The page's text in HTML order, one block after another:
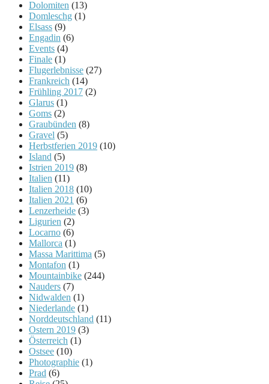
Dolomiten (13)
Domleschg (1)
Elsass (9)
Engadin (6)
Events (4)
Finale (1)
Flugerlebnisse (27)
Frankreich (14)
Frühling 2017 (2)
Glarus (1)
Goms (2)
Graubünden (8)
Gravel (5)
Herbstferien 2019 (10)
Island (5)
Istrien 2019 (8)
Italien (11)
Italien 2018 (10)
Italien 2021 (6)
Lenzerheide (3)
Ligurien (2)
Locarno (6)
Mallorca (1)
Massa Marittima (5)
Montafon (1)
Mountainbike (244)
Nauders (7)
Nidwalden (1)
Niederlande (1)
Norddeutschland (11)
Ostern 2019 (3)
Österreich (1)
Ostsee (10)
Photographie (1)
Prad (6)